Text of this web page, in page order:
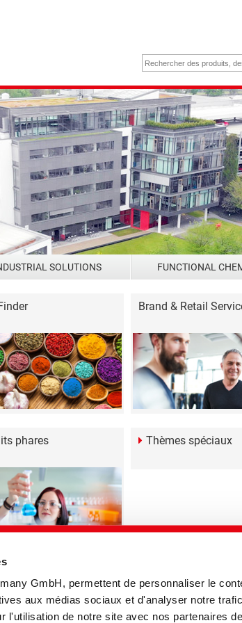
GmbH, permettent de personnaliser le
aux médias sociaux et d'analyser notre
l'utilisation de notre site avec nos partenaires
SOLUTIONS FUNCTIONAL
Brand & Retail
phares Thèmes spéciaux